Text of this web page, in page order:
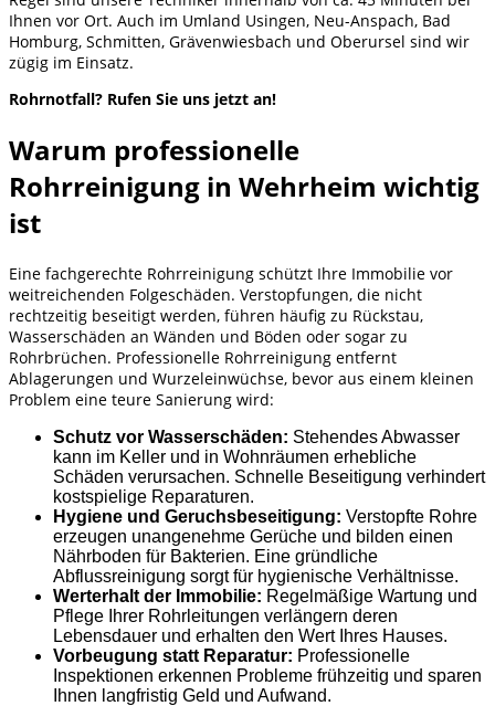
Ihnen vor Ort. Auch im Umland Usingen, Neu-Anspach, Bad
Homburg, Schmitten, Grävenwiesbach und Oberursel sind wir
zügig im Einsatz.
Rohrnotfall? Rufen Sie uns jetzt an!
Warum professionelle
Rohrreinigung in Wehrheim wichtig
ist
Eine fachgerechte Rohrreinigung schützt Ihre Immobilie vor
weitreichenden Folgeschäden. Verstopfungen, die nicht
rechtzeitig beseitigt werden, führen häufig zu Rückstau,
Wasserschäden an Wänden und Böden oder sogar zu
Rohrbrüchen. Professionelle Rohrreinigung entfernt
Ablagerungen und Wurzeleinwüchse, bevor aus einem kleinen
Problem eine teure Sanierung wird:
Schutz vor Wasserschäden: Stehendes Abwasser
kann im Keller und in Wohnräumen erhebliche
Schäden verursachen. Schnelle Beseitigung verhindert
kostspielige Reparaturen.
Hygiene und Geruchsbeseitigung: Verstopfte Rohre
erzeugen unangenehme Gerüche und bilden einen
Nährboden für Bakterien. Eine gründliche
Abflussreinigung sorgt für hygienische Verhältnisse.
Werterhalt der Immobilie: Regelmäßige Wartung und
Pflege Ihrer Rohrleitungen verlängern deren
Lebensdauer und erhalten den Wert Ihres Hauses.
Vorbeugung statt Reparatur: Professionelle
Inspektionen erkennen Probleme frühzeitig und sparen
Ihnen langfristig Geld und Aufwand.